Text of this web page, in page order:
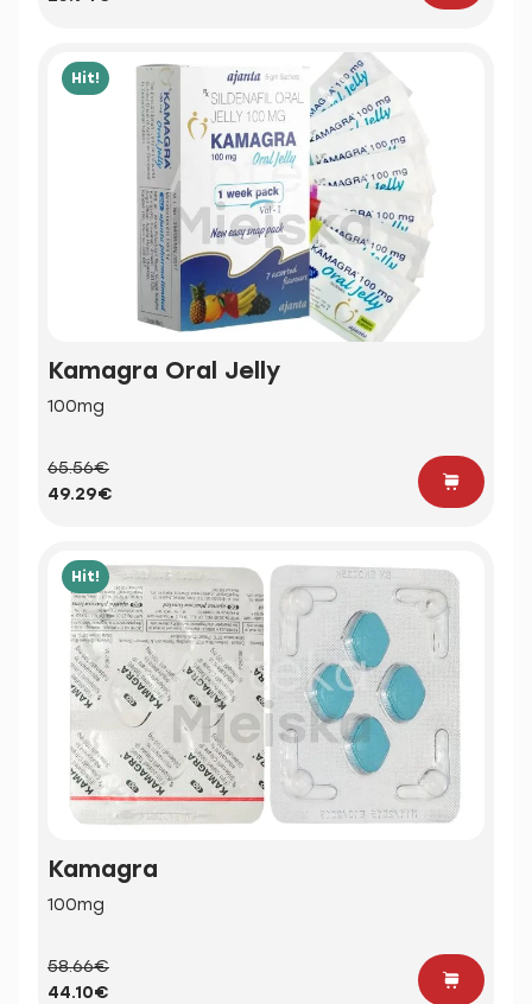
Hit!
Kamagra Oral Jelly
100mg
65.56€
49.29€
Hit!
Kamagra
100mg
58.66€
44.10€